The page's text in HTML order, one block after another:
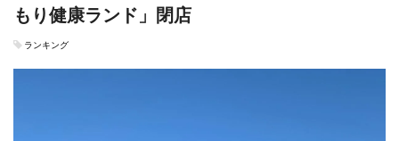
もり健康ランド」閉店
ランキング